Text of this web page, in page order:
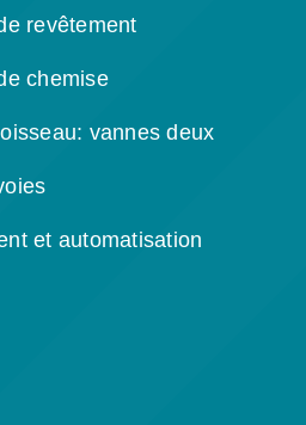
revêtement
chemise
vannes deux
et automatisation